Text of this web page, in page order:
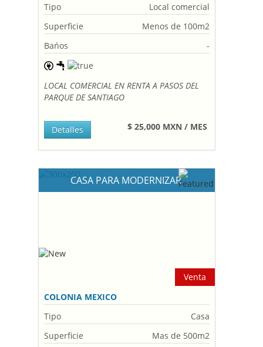
Tipo
Local comercial
Superficie
Menos de 100m2
Bańos
-
LOCAL COMERCIAL EN RENTA A PASOS DEL
PARQUE DE SANTIAGO
$ 25,000 MXN / MES
Detalles
CASA PARA MODERNIZAR
Venta
COLONIA MEXICO
Tipo
Casa
Superficie
Mas de 500m2